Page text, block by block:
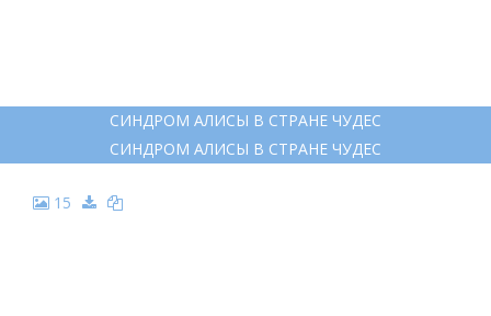
СИНДРОМ АЛИСЫ В СТРАНЕ ЧУДЕС
СИНДРОМ АЛИСЫ В СТРАНЕ ЧУДЕС
15